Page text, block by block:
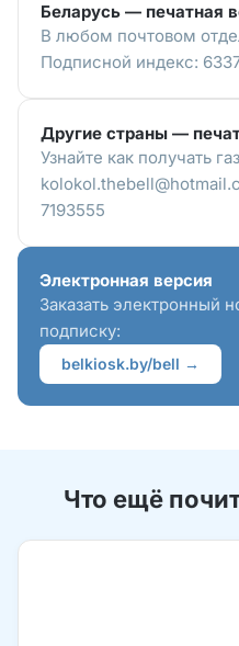
Беларусь — печатная
В любом почтовом
Подписной индекс:
Другие страны —
Узнайте как получать
7193555
Электронная версия
Заказать электронный
подписку:
belkiosk.by/bell →
Что ещё